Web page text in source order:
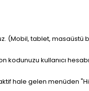
(Mobil, tablet, masaüstü
kullanıcı
hale gelen menüden